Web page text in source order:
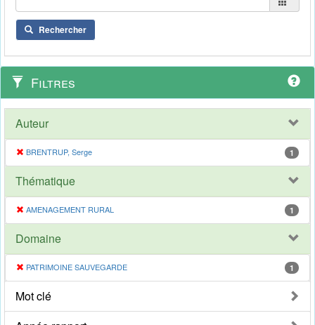
Rechercher
Filtres
Auteur
BRENTRUP, Serge 1
Thématique
AMENAGEMENT RURAL 1
Domaine
PATRIMOINE SAUVEGARDE 1
Mot clé